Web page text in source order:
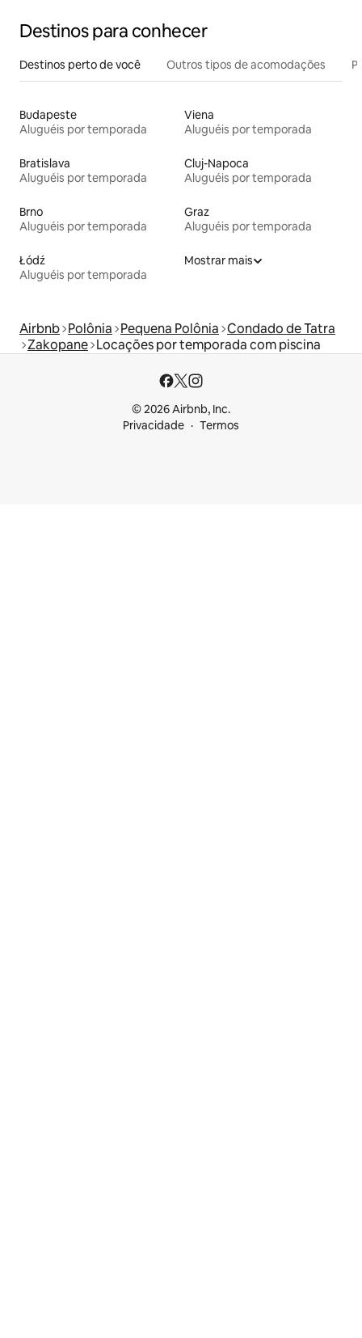
Destinos para conhecer
Destinos perto de você Outros tipos de acomodações
Budapeste
Aluguéis por temporada
Viena
Aluguéis por temporada
Bratislava
Aluguéis por temporada
Cluj-Napoca
Aluguéis por temporada
Brno
Aluguéis por temporada
Graz
Aluguéis por temporada
Łódź
Aluguéis por temporada
Mostrar mais
Airbnb Polônia Pequena Polônia Condado de Tatra
Zakopane Locações por temporada com piscina
© 2026 Airbnb, Inc.
Privacidade
Termos